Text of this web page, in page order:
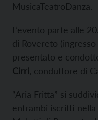
MusicaTeatroDanza.
L’evento parte alle
di Rovereto
presentato e
Cirri , conduttore di
“Aria Fritta” si
entrambi iscritti nella